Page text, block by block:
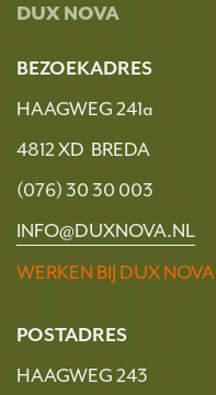
DUX NOVA
BEZOEKADRES
HAAGWEG 241a
4812 XD BREDA
(076) 30 30 003
INFO@DUXNOVA.NL
WERKEN BIJ DUX NOVA
POSTADRES
HAAGWEG 243